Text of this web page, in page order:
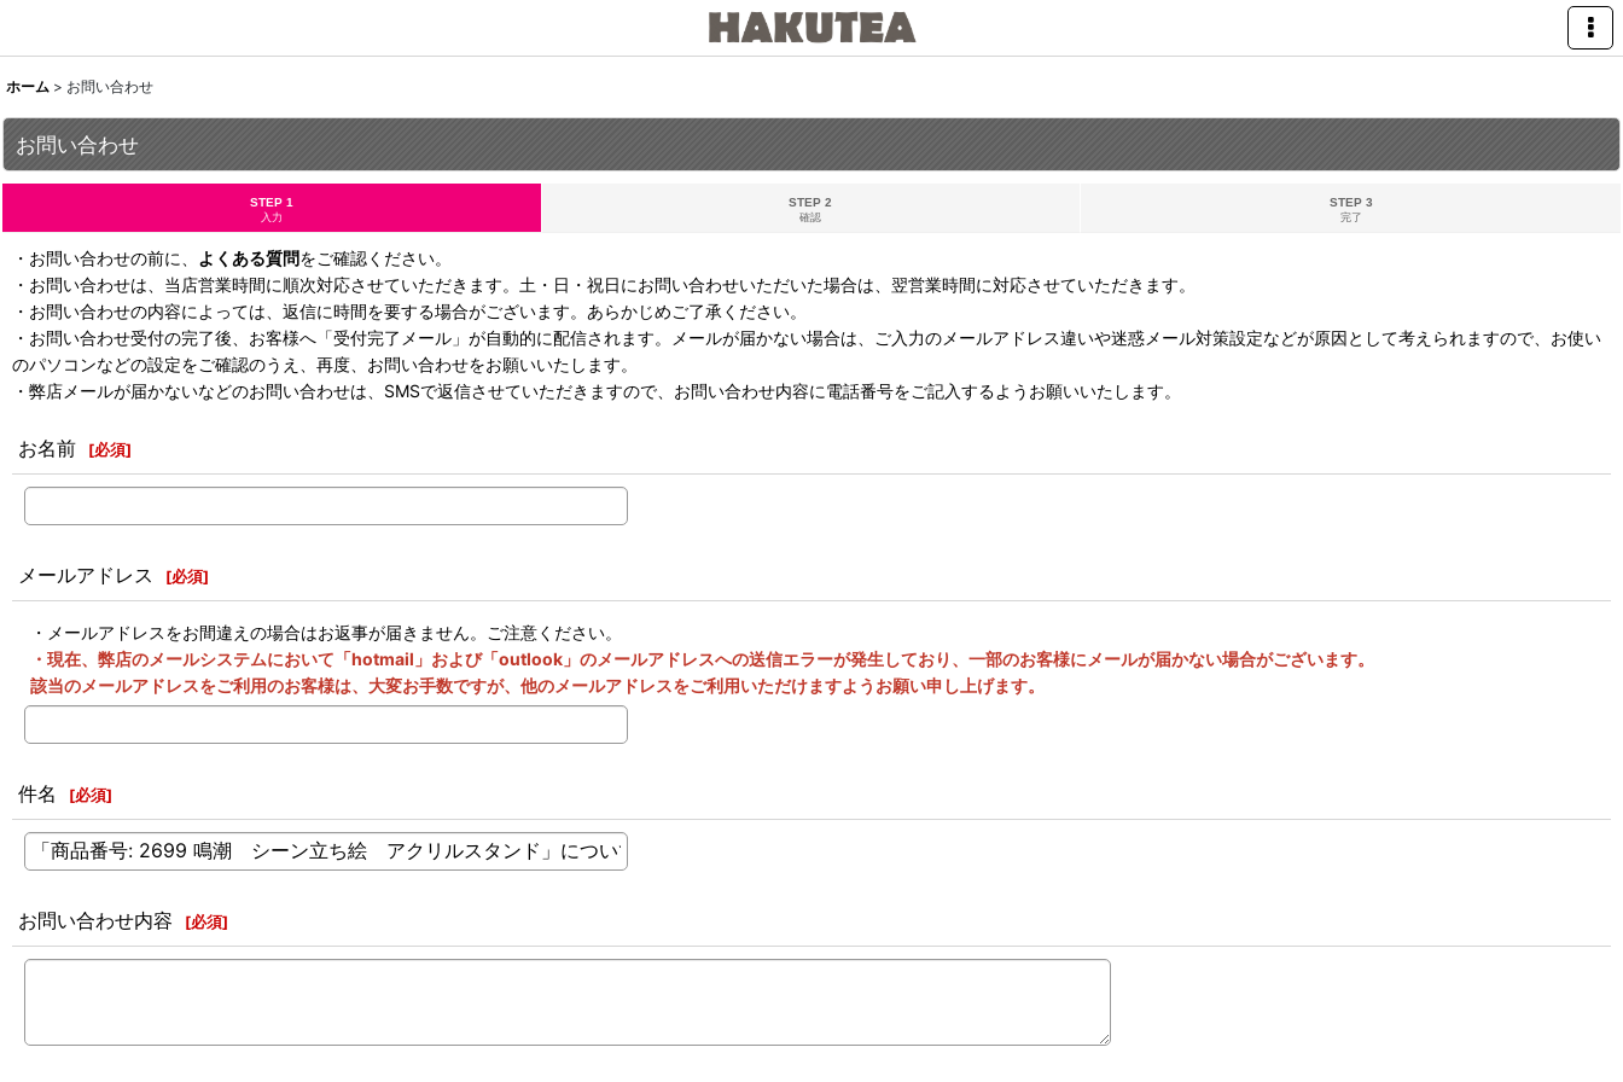
ホーム > お問い合わせ
お問い合わせ
STEP 1
入力
STEP 2
確認
STEP 3
完了
・お問い合わせの前に、 よくある質問をご確認ください。
・お問い合わせは、当店営業時間に順次対応させていただきます。土・日・祝日にお問い合わせいただいた場合は、翌営業時間に対応させていただきます。
・お問い合わせの内容によっては、返信に時間を要する場合がございます。あらかじめご了承ください。
・お問い合わせ受付の完了後、お客様へ「受付完了メール」が自動的に配信されます。メールが届かない場合は、ご入力のメールアドレス違いや迷惑メール対策設定などが原因として考えられますので、お使い
のパソコンなどの設定をご確認のうえ、再度、お問い合わせをお願いいたします。
・弊店メールが届かないなどのお問い合わせは、SMSで返信させていただきますので、お問い合わせ内容に電話番号をご記入するようお願いいたします。
お名前 [必須]
メールアドレス [必須]
・メールアドレスをお間違えの場合はお返事が届きません。ご注意ください。
・現在、弊店のメールシステムにおいて「hotmail」および「outlook」のメールアドレスへの送信エラーが発生しており、一部のお客様にメールが届かない場合がございます。
該当のメールアドレスをご利用のお客様は、大変お手数ですが、他のメールアドレスをご利用いただけますようお願い申し上げます。
件名 [必須]
お問い合わせ内容 [必須]